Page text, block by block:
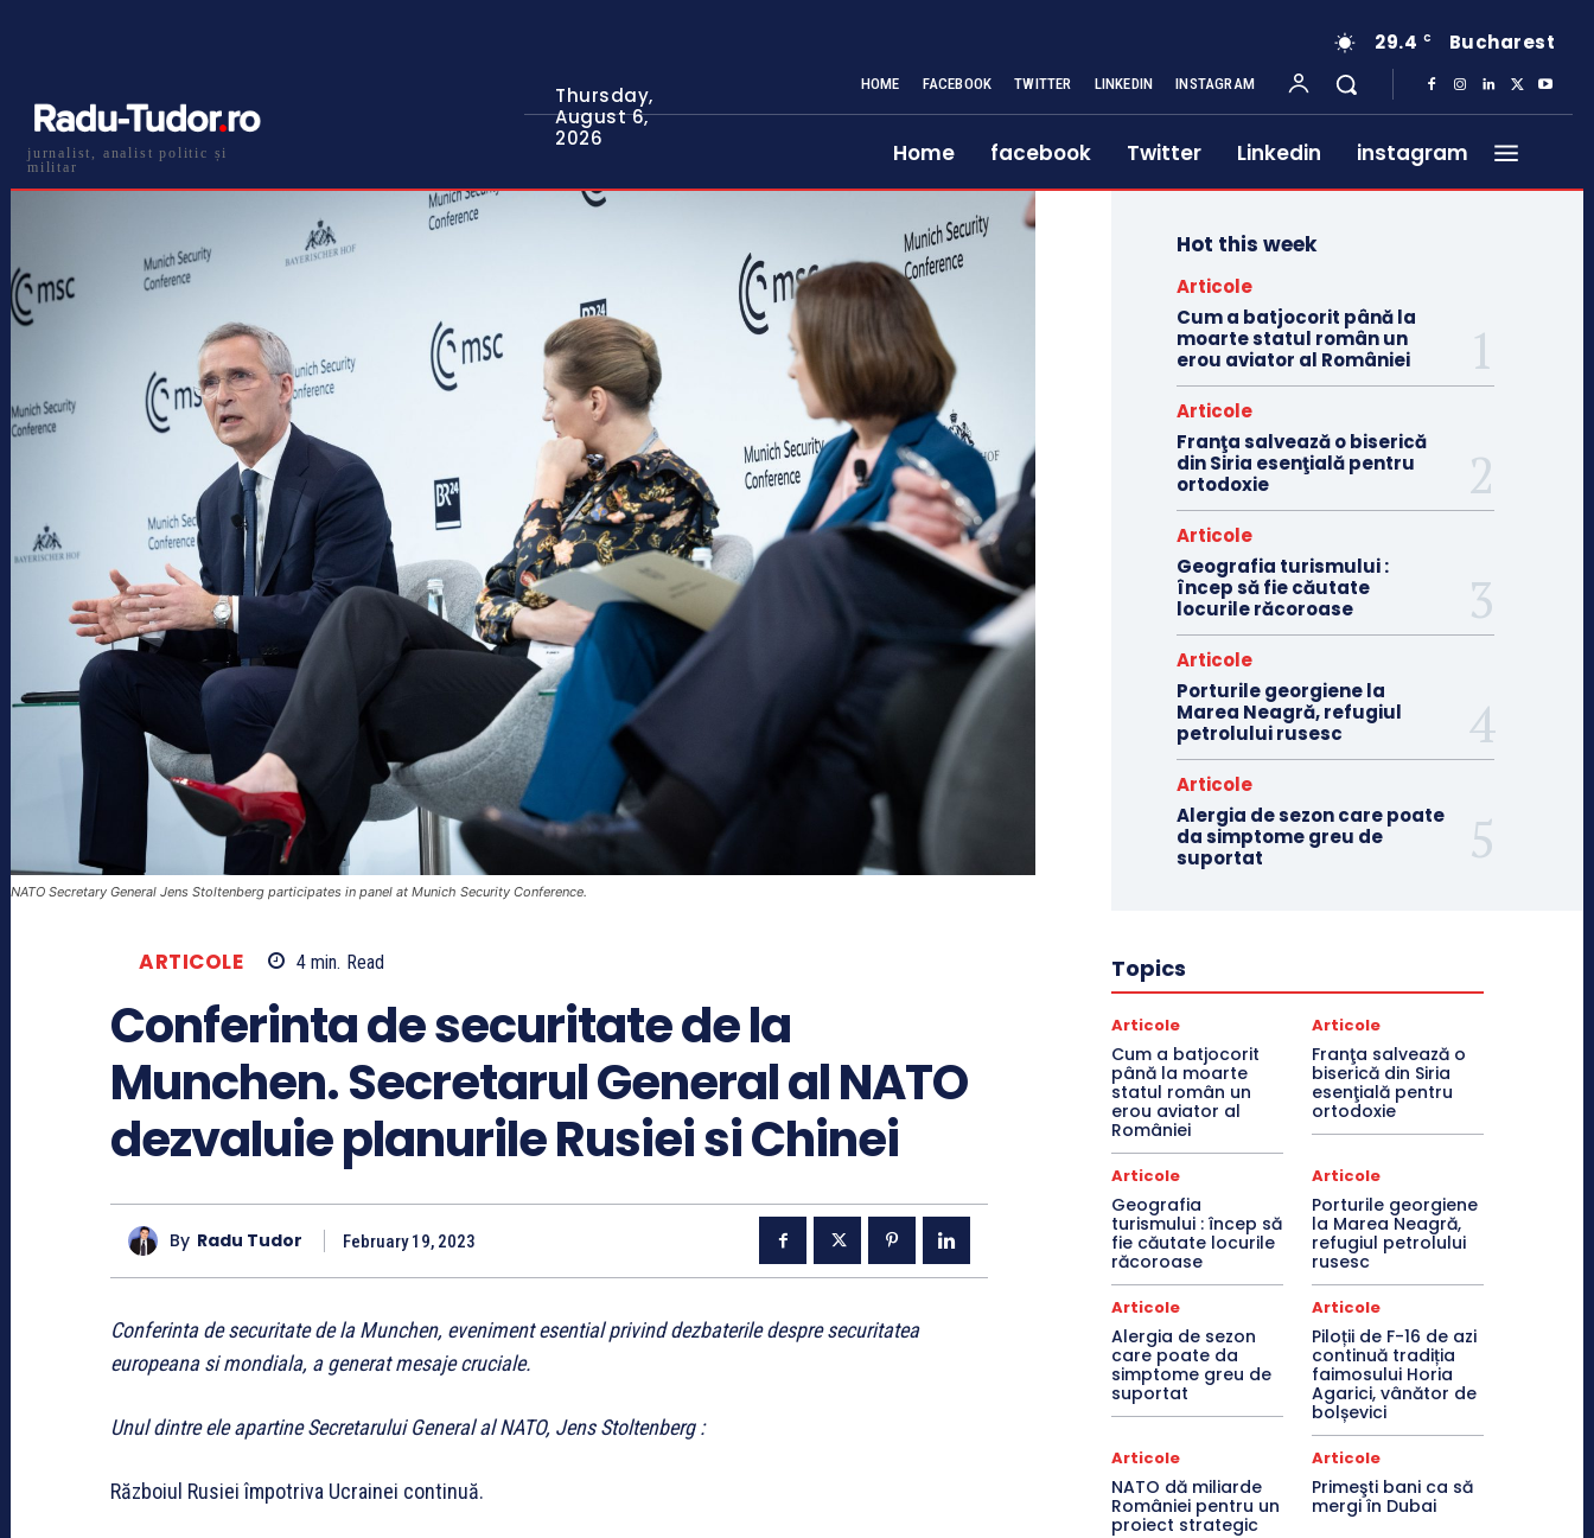
jurnalist, analist politic și
militar
Thursday,
August 6,
2026
29.4 C Bucharest
HOME FACEBOOK TWITTER LINKEDIN INSTAGRAM
Home facebook Twitter Linkedin instagram
NATO Secretary General Jens Stoltenberg participates in panel at Munich Security Conference.
ARTICOLE 4 min. Read
Conferinta de securitate de la
Munchen. Secretarul General al NATO
dezvaluie planurile Rusiei si Chinei
By Radu Tudor February 19, 2023
Conferinta de securitate de la Munchen, eveniment esential privind dezbaterile despre securitatea
europeana si mondiala, a generat mesaje cruciale.
Unul dintre ele apartine Secretarului General al NATO, Jens Stoltenberg :
Războiul Rusiei împotriva Ucrainei continuă.
Hot this week
Articole
Cum a batjocorit până la
moarte statul român un
erou aviator al României
Articole
Franţa salvează o biserică
din Siria esenţială pentru
ortodoxie
Articole
Geografia turismului :
încep să fie căutate
locurile răcoroase
Articole
Porturile georgiene la
Marea Neagră, refugiul
petrolului rusesc
Articole
Alergia de sezon care poate
da simptome greu de
suportat
Topics
Articole
Cum a batjocorit
până la moarte
statul român un
erou aviator al
României
Articole
Franţa salvează o
biserică din Siria
esenţială pentru
ortodoxie
Articole
Geografia
turismului : încep să
fie căutate locurile
răcoroase
Articole
Porturile georgiene
la Marea Neagră,
refugiul petrolului
rusesc
Articole
Alergia de sezon
care poate da
simptome greu de
suportat
Articole
Piloții de F-16 de azi
continuă tradiția
faimosului Horia
Agarici, vânător de
bolșevici
Articole
NATO dă miliarde
României pentru un
proiect strategic
Articole
Primeşti bani ca să
mergi în Dubai